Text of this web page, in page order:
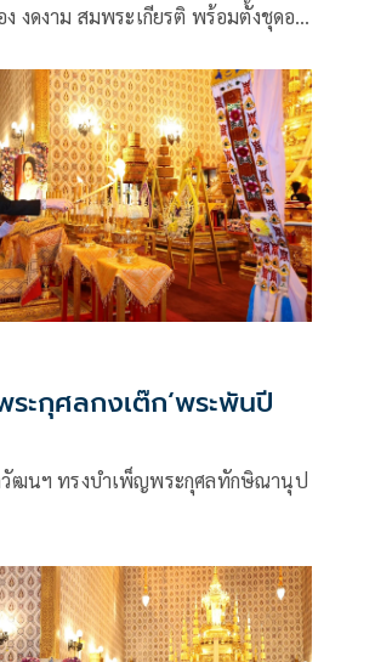
ง งดงาม สมพระเกียรติ พร้อมตั้งชุดอนุ
ส่วนพระโกศจันทน์เร่งขยายลวดลาย
รังสรรค์ศิลปกรรมสุดประณีต
ะกุศลกงเต๊ก‘พระพันปี
วัฒนฯ ทรงบำเพ็ญพระกุศลทักษิณานุป